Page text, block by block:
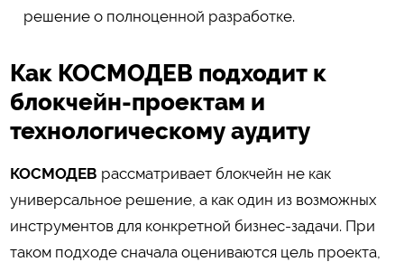
решение о полноценной разработке.
Как КОСМОДЕВ подходит к
блокчейн-проектам и
технологическому аудиту
КОСМОДЕВ рассматривает блокчейн не как
универсальное решение, а как один из возможных
инструментов для конкретной бизнес-задачи. При
таком подходе сначала оцениваются цель проекта,